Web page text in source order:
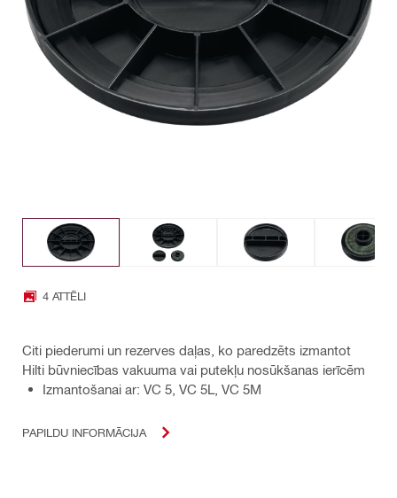
4 ATTĒLI
Citi piederumi un rezerves daļas, ko paredzēts izmantot
Hilti būvniecības vakuuma vai putekļu nosūkšanas ierīcēm
Izmantošanai ar: VC 5, VC 5L, VC 5M
PAPILDU INFORMĀCIJA